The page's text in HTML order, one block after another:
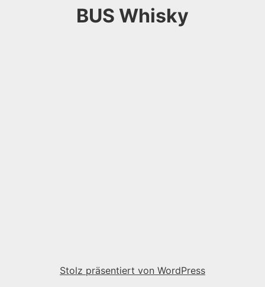
BUS Whisky
Stolz präsentiert von WordPress